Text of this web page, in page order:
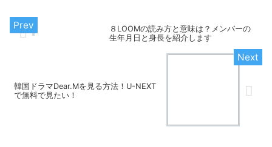
８LOOMの読み方と意味は？メンバーの
生年月日と身長を紹介します
韓国ドラマDear.Mを見る方法！U-NEXT
で無料で見たい！